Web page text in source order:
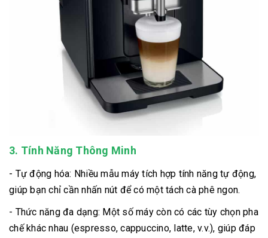
3. Tính Năng Thông Minh
- Tự động hóa: Nhiều mẫu máy tích hợp tính năng tự động,
giúp bạn chỉ cần nhấn nút để có một tách cà phê ngon.
- Thức năng đa dạng: Một số máy còn có các tùy chọn pha
chế khác nhau (espresso, cappuccino, latte, v.v.), giúp đáp